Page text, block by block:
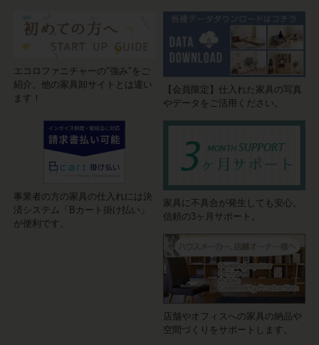
エコロファニチャーの"強み"をご
紹介。他の家具卸サイトとは違い
ます！
【会員限定】仕入れた家具の写真
やデータをご活用ください。
事業者の方の家具の仕入れには決
済システム「Bカート掛け払い」
が便利です。
家具に不具合が発生しても安心。
信頼の3ヶ月サポート。
店舗やオフィスへの家具の納品や
空間づくりをサポートします。